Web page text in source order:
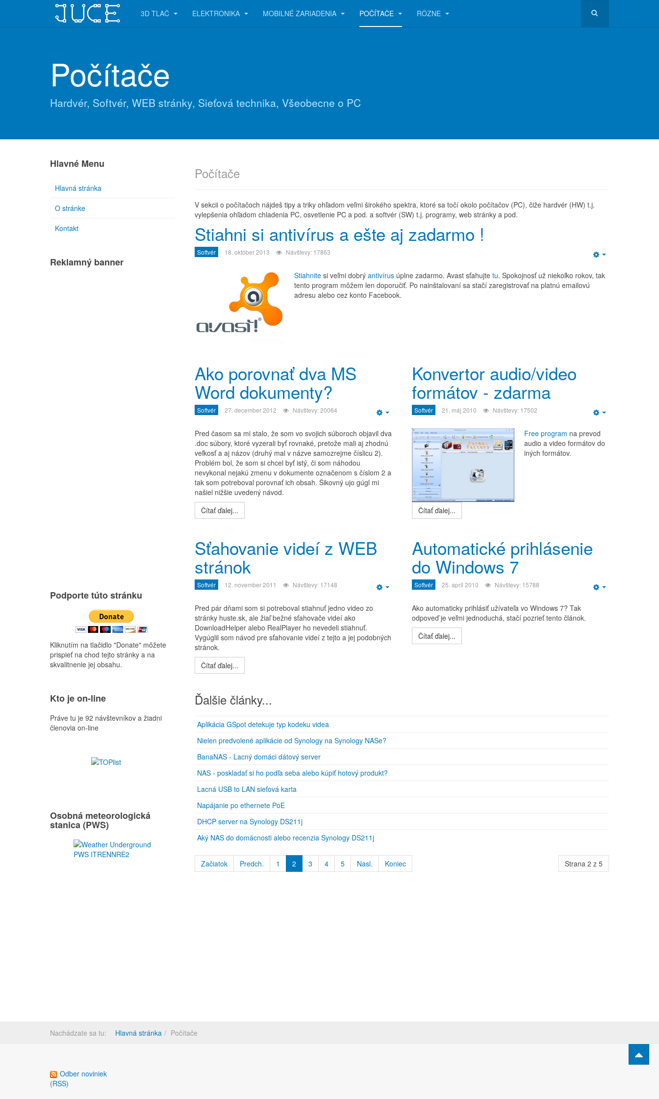
3D TLAČ ELEKTRONIKA MOBILNÉ ZARIADENIA POČÍTAČE RÔZNE
Počítače
Hardvér, Softvér, WEB stránky, Sieťová technika, Všeobecne o PC
Počítače
V sekcii o počítačoch nájdeš tipy a triky ohľadom veľmi širokého spektra, ktoré sa točí okolo počítačov (PC), čiže hardvér (HW) t.j.
vylepšenia ohľadom chladenia PC, osvetlenie PC a pod. a softvér (SW) t.j. programy, web stránky a pod.
Stiahni si antivírus a ešte aj zadarmo !
Softvér 18. október 2013 Návštevy: 17863
Stiahnite si veľmi dobrý antivírus úplne zadarmo. Avast sťahujte tu. Spokojnosť už niekoľko rokov, tak
tento program môžem len doporučiť. Po nainštalovaní sa stačí zaregistrovať na platnú emailovú
adresu alebo cez konto Facebook.
Ako porovnať dva MS
Word dokumenty?
Softvér 27. december 2012 Návštevy: 20064
Pred časom sa mi stalo, že som vo svojich súboroch objavil dva
.doc súbory, ktoré vyzerali byť rovnaké, pretože mali aj zhodnú
veľkosť a aj názov (druhý mal v názve samozrejme číslicu 2).
Problém bol, že som si chcel byť istý, či som náhodou
nevykonal nejakú zmenu v dokumente označenom s číslom 2 a
tak som potreboval porovnať ich obsah. Šikovný ujo gúgl mi
našiel nižšie uvedený návod.
Čítať ďalej...
Konvertor audio/video
formátov - zdarma
Softvér 21. máj 2010 Návštevy: 17502
Free program na prevod
audio a video formátov do
iných formátov.
Čítať ďalej...
Sťahovanie videí z WEB
stránok
Softvér 12. november 2011 Návštevy: 17148
Pred pár dňami som si potreboval stiahnuť jedno video zo
stránky huste.sk, ale žiaľ bežné sťahovače videí ako
DownloadHelper alebo RealPlayer ho nevedeli stiahnuť.
Vygúglil som návod pre sťahovanie videí z tejto a jej podobných
stránok.
Čítať ďalej...
Automatické prihlásenie
do Windows 7
Softvér 25. apríl 2010 Návštevy: 15788
Ako automaticky prihlásiť užívateľa vo Windows 7? Tak
odpoveď je veľmi jednoduchá, stačí pozrieť tento článok.
Čítať ďalej...
Ďalšie články...
Aplikácia GSpot detekuje typ kodeku videa
Nielen predvolené aplikácie od Synology na Synology NASe?
BanaNAS - Lacný domáci dátový server
NAS - poskladať si ho podľa seba alebo kúpiť hotový produkt?
Lacná USB to LAN sieťová karta
Napájanie po ethernete PoE
DHCP server na Synology DS211j
Aký NAS do domácnosti alebo recenzia Synology DS211j
Strana 2 z 5
Začiatok Predch. 1 2 3 4 5 Nasl. Koniec
Hlavné Menu
Hlavná stránka
O stránke
Kontakt
Reklamný banner
Podporte túto stránku
Kliknutím na tlačidlo "Donate" môžete
prispieť na chod tejto stránky a na
skvalitnenie jej obsahu.
Kto je on-line
Práve tu je 92 návštevníkov a žiadni
členovia on-line
Osobná meteorologická
stanica (PWS)
Nachádzate sa tu: Hlavná stránka Počítače
Odber noviniek
(RSS)